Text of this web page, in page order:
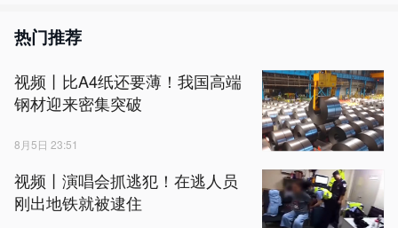
热门推荐
视频丨比A4纸还要薄！我国高端
钢材迎来密集突破
8月5日 23:51
视频丨演唱会抓逃犯！在逃人员
刚出地铁就被逮住